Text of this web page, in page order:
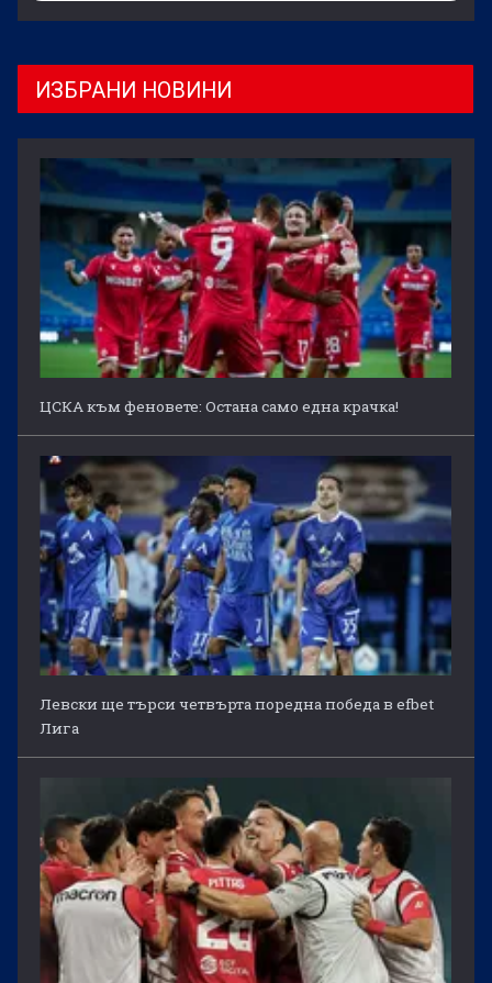
ИЗБРАНИ НОВИНИ
ЦСКА към феновете: Остана само една крачка!
Левски ще търси четвърта поредна победа в efbet
Лига